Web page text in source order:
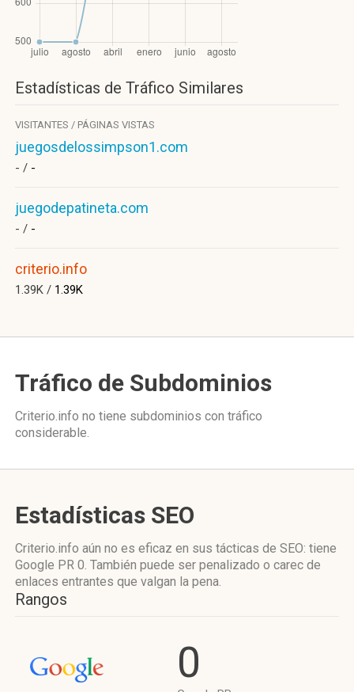
Estadísticas de Tráfico Similares
VISITANTES / PÁGINAS VISTAS
juegosdelossimpson1.com
- / -
juegodepatineta.com
- / -
criterio.info
1.39K / 1.39K
Tráfico de Subdominios
Criterio.info no tiene subdominios con tráfico
considerable.
Estadísticas SEO
Criterio.info aún no es eficaz en sus tácticas de SEO: tiene
Google PR 0. También puede ser penalizado o carec de
enlaces entrantes que valgan la pena.
Rangos
0